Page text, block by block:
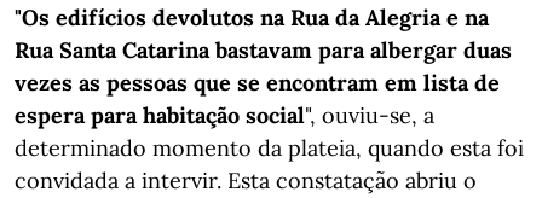
"Os edifícios devolutos na Rua da Alegria e na
Rua Santa Catarina bastavam para albergar duas
vezes as pessoas que se encontram em lista de
espera para habitação social", ouviu-se, a
determinado momento da plateia, quando esta foi
convidada a intervir. Esta constatação abriu o